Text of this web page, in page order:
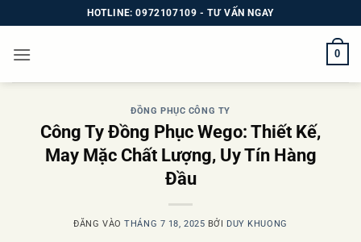
qua
nội
HOTLINE: 0972107109 - TƯ VẤN NGAY
0
ĐỒNG PHỤC CÔNG TY
Công Ty Đồng Phục Wego: Thiết Kế,
May Mặc Chất Lượng, Uy Tín Hàng
Đầu
ĐĂNG VÀOTHÁNG 7 18, 2025 BỞI DUY KHUONG